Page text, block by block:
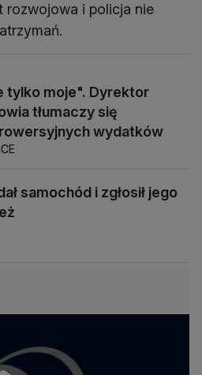
rozwojowa i policja nie
tylko moje". Dyrektor
tłumaczy się
wydatków
samochód i zgłosił jego